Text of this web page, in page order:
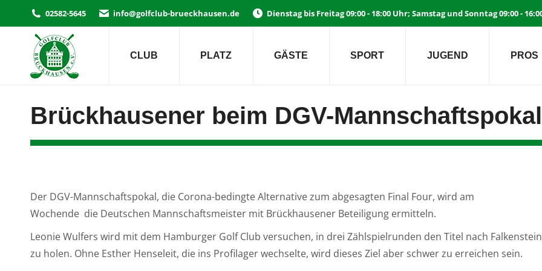
02582-5645 info@golfclub-brueckhausen.de Dienstag bis Freitag 09:00 - 18:00 Uhr; Samstag und Sonntag 09:00 -
CLUB PLATZ GÄSTE SPORT JUGEND PROS
Brückhausener beim DGV-Mannschaftspokal
Der DGV-Mannschaftspokal, die Corona-bedingte Alternative zum abgesagten Final Four, wird am
Wochende die Deutschen Mannschaftsmeister mit Brückhausener Beteiligung ermitteln.
Leonie Wulfers wird mit dem Hamburger Golf Club versuchen, in drei Zählspielrunden den Titel nach Falkenstein
zu holen. Ohne Esther Henseleit, die ins Profilager wechselte, wird dieses Ziel aber schwer zu erreichen sein.